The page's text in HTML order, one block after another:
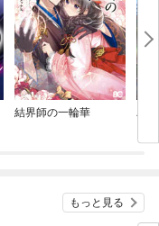
結界師の一輪華
バ
今
もっと見る